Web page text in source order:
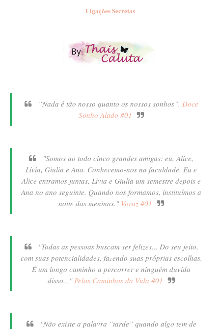
Ligações Secretas
“Nada é tão nosso quanto os nossos sonhos”. Doce
Sonho Alado #01
"Somos ao todo cinco grandes amigas: eu, Alice,
Lívia, Giulia e Ana. Conhecemo-nos na faculdade. Eu e
Alice entramos juntas, Lívia e Giulia um semestre depois e
Ana no ano seguinte. Quando nos formamos, instituímos a
noite das meninas." Voraz #01
"Todas as pessoas buscam ser felizes... Do seu jeito,
com suas potencialidades, fazendo suas próprias escolhas.
É um longo caminho a percorrer e ninguém duvida
disso..." Pelos Caminhos da Vida #01
"Não existe a palavra “tarde” quando algo tem de